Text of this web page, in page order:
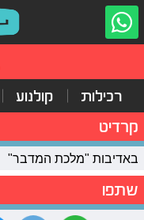
רכילות קולנוע
קרדיט
באדיבות "מלכת המדבר"
שתפו